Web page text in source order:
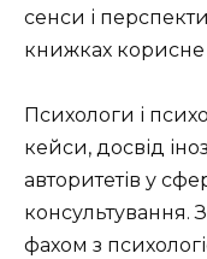
сенси і
книжках корисне
Психологи і
кейси, досвід
авторитетів у
консультування.
фахом з